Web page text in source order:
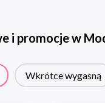
i promocje w
Wkrótce wygasną